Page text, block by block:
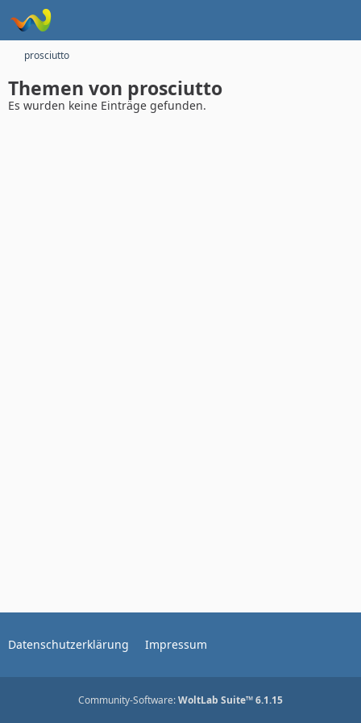
prosciutto
Themen von prosciutto
Es wurden keine Einträge gefunden.
Datenschutzerklärung Impressum
Community-Software:WoltLab Suite™ 6.1.15